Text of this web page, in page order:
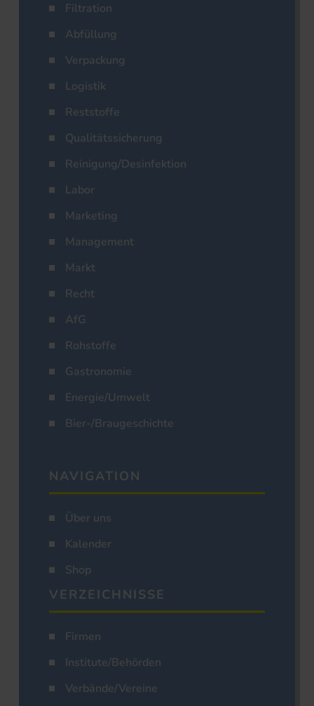
Filtration
Abfüllung
Verpackung
Logistik
Reststoffe
Qualitätssicherung
Reinigung/Desinfektion
Labor
Marketing
Management
Markt
Recht
AfG
Rohstoffe
Gastronomie
Energie/Umwelt
Bier-/Braugeschichte
NAVIGATION
Über uns
Kalender
Shop
VERZEICHNISSE
Firmen
Institute/Behörden
Verbände/Vereine